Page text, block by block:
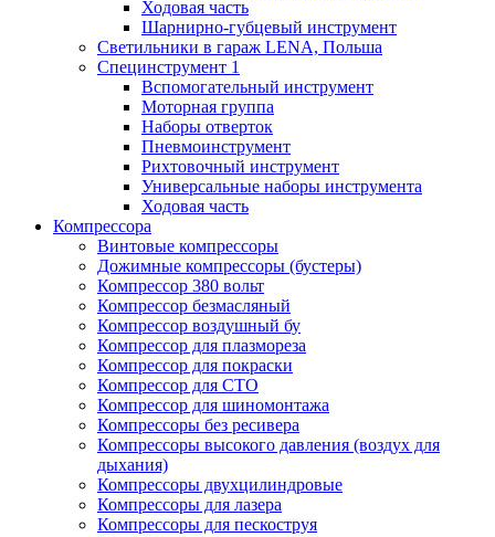
Ходовая часть
Шарнирно-губцевый инструмент
Светильники в гараж LENA, Польша
Специнструмент 1
Вспомогательный инструмент
Моторная группа
Наборы отверток
Пневмоинструмент
Рихтовочный инструмент
Универсальные наборы инструмента
Ходовая часть
Компрессора
Винтовые компрессоры
Дожимные компрессоры (бустеры)
Компрессор 380 вольт
Компрессор безмасляный
Компрессор воздушный бу
Компрессор для плазмореза
Компрессор для покраски
Компрессор для СТО
Компрессор для шиномонтажа
Компрессоры без ресивера
Компрессоры высокого давления (воздух для
дыхания)
Компрессоры двухцилиндровые
Компрессоры для лазера
Компрессоры для пескоструя